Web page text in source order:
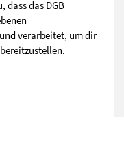
dass das DGB
verarbeitet, um dir